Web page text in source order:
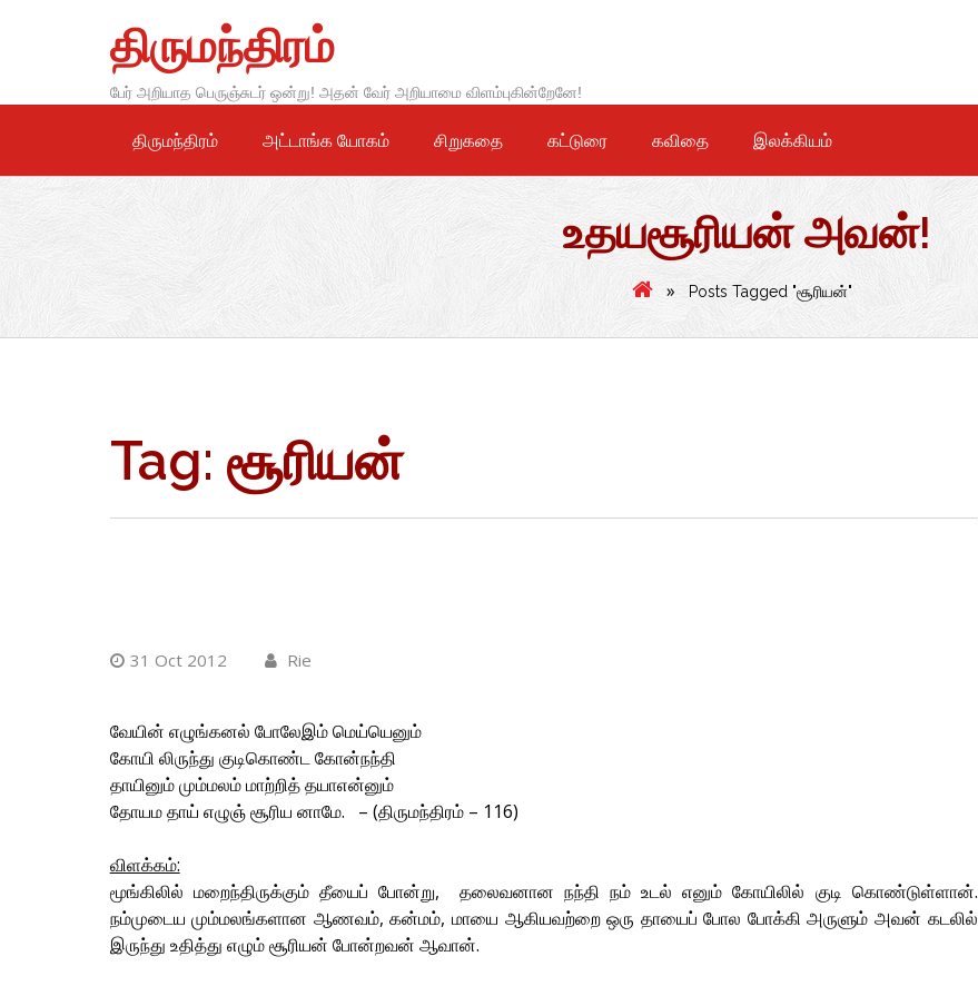
திருமந்திரம்
பேர் அறியாத பெருஞ்சுடர் ஒன்று! அதன் வேர் அறியாமை விளம்புகின்றேனே!
திருமந்திரம் அட்டாங்க யோகம் சிறுகதை கட்டுரை கவிதை இலக்கியம்
உதயசூரியன் அவன்!
» Posts Tagged "சூரியன்"
Tag: சூரியன்
31 Oct 2012 Rie
வேயின் எழுங்கனல் போலேஇம் மெய்யெனும்
கோயி லிருந்து குடிகொண்ட கோன்நந்தி
தாயினும் மும்மலம் மாற்றித் தயாஎன்னும்
தோயம தாய் எழுஞ் சூரிய னாமே. – (திருமந்திரம் – 116)
விளக்கம்:
மூங்கிலில் மறைந்திருக்கும் தீயைப் போன்று, தலைவனான நந்தி நம் உடல் எனும் கோயிலில் குடி கொண்டுள்ளான்.
நம்முடைய மும்மலங்களான ஆணவம், கன்மம், மாயை ஆகியவற்றை ஒரு தாயைப் போல போக்கி அருளும் அவன் கடலில்
இருந்து உதித்து எழும் சூரியன் போன்றவன் ஆவான்.